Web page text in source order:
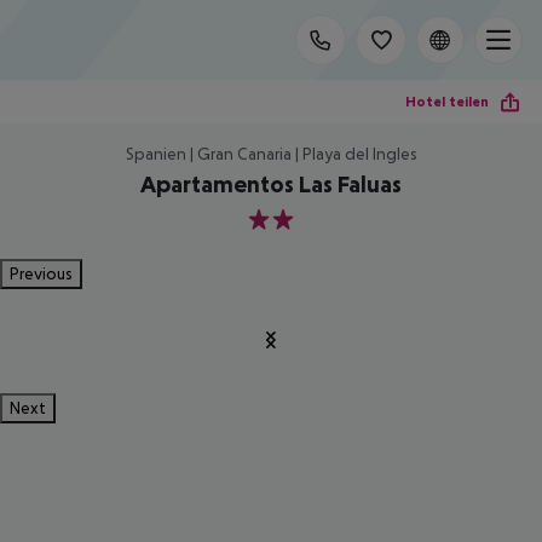
Hotel teilen
Spanien | Gran Canaria | Playa del Ingles
Apartamentos Las Faluas
2
Previous
Next